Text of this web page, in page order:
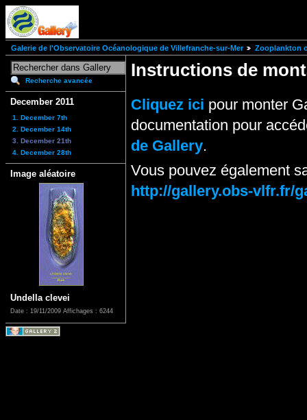
Galerie de l'Observatoire Océanologique de Villefranche-sur-Mer Zooplankton
Recherche avancée
December 2011
1. December 7th
2. December 14th
3. December 21th
4. December 28th
Image aléatoire
Undella clevei
Date : 19/11/2009 Affichages : 6244
Instructions de
Cliquez ici pour monter
documentation pour
de Gallery.
Vous pouvez également
http://gallery.obs-vlfr.fr/